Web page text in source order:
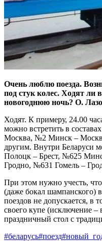
Очень люблю поезда.
под стук колес. Ходят ли
новогоднюю ночь? О.
Ходят. К примеру, 24.00
можно встретить в
Москва, №2 Минск –
другим. Внутри Беларуси
Полоцк – Брест, №625
Гродно, №631 Гомель –
При этом нужно учесть,
(даже бокал шампанского)
поездов не допускается, в
своего купе (исключение –
праздничный стол с
#беларусь#поезд